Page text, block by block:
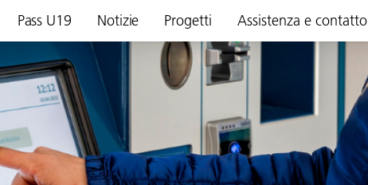
Pass U19 Notizie Progetti Assistenza e contatto